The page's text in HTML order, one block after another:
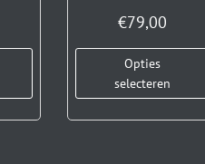
€79,00
Opties
selecteren